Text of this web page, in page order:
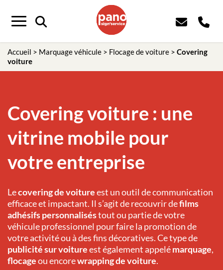
Menu
Accueil > Marquage véhicule > Flocage de voiture > Covering
voiture
Covering voiture : une
vitrine mobile pour
votre entreprise
Lecovering de voitureest un outil de communication
efficace et impactant. Il s’agit de recouvrir defilms
adhésifs personnaliséstout ou partie de votre
véhicule professionnel pour faire la promotion de
votre activité ou à des fins décoratives. Ce type de
publicité sur voitureest également appelémarquage,
flocageou encorewrapping de voiture.